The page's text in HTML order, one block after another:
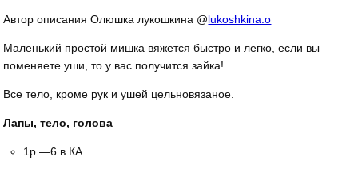
Автор описания Олюшка лукошкина @lukoshkina.o
Маленький простой мишка вяжется быстро и легко, если вы
поменяете уши, то у вас получится зайка!
Все тело, кроме рук и ушей цельновязаное.
Лапы, тело, голова
1р —6 в КА